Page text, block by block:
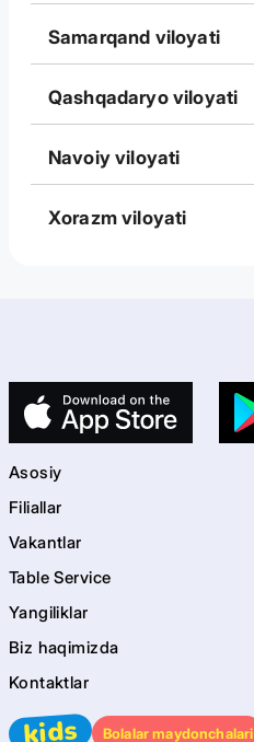
Samarqand viloyati
Qashqadaryo viloyati
Navoiy viloyati
Xorazm viloyati
Asosiy
Filiallar
Vakantlar
Table Service
Yangiliklar
Biz haqimizda
Kontaktlar
kids Bolalar maydonchalari